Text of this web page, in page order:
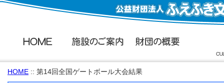
HOME :: 第14回全国ゲートボール大会結果